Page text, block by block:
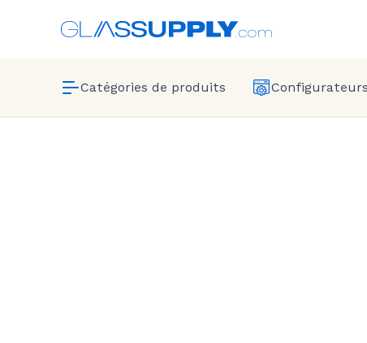
Catégories de produits